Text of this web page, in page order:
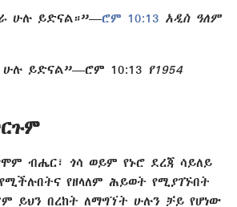
ሁሉ ይድናል።”—ሮም 10:13 አዲስ ዓለም
ይድናል”—ሮም 10:13
የ1954
ብሔር፣ ጎሳ ወይም የኑሮ ደረጃ ሳይለይ
የዘላለም ሕይወት የሚያገኙበት
ይህን በረከት ለማግኘት ሁሉን ቻይ የሆነው